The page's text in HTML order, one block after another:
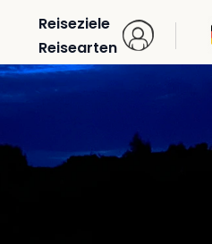
Reiseziele
Reisearten